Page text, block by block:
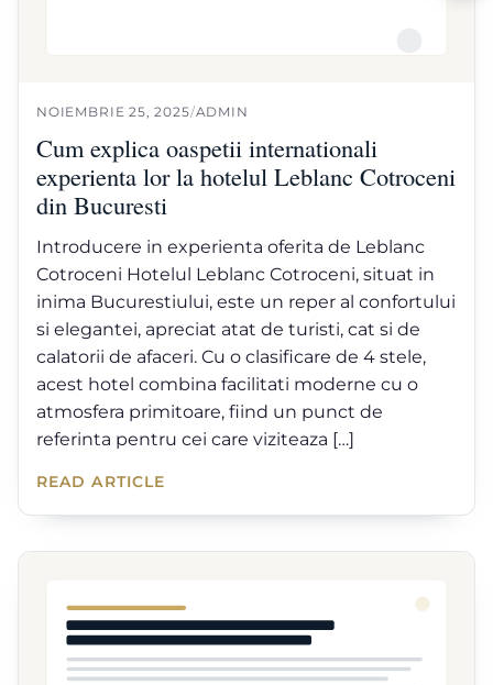
NOIEMBRIE 25, 2025/ADMIN
Cum explica oaspetii internationali
experienta lor la hotelul Leblanc Cotroceni
din Bucuresti
Introducere in experienta oferita de Leblanc
Cotroceni Hotelul Leblanc Cotroceni, situat in
inima Bucurestiului, este un reper al confortului
si elegantei, apreciat atat de turisti, cat si de
calatorii de afaceri. Cu o clasificare de 4 stele,
acest hotel combina facilitati moderne cu o
atmosfera primitoare, fiind un punct de
referinta pentru cei care viziteaza […]
READ ARTICLE